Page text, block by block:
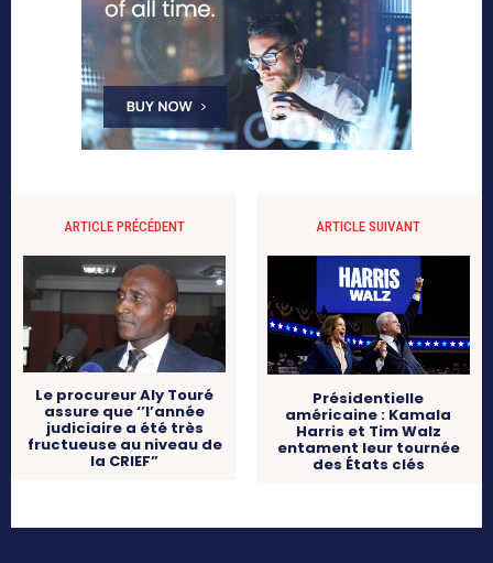
ARTICLE PRÉCÉDENT
Le procureur Aly Touré
assure que ‘’l’année
judiciaire a été très
fructueuse au niveau de
la CRIEF”
ARTICLE SUIVANT
Présidentielle
américaine : Kamala
Harris et Tim Walz
entament leur tournée
des États clés